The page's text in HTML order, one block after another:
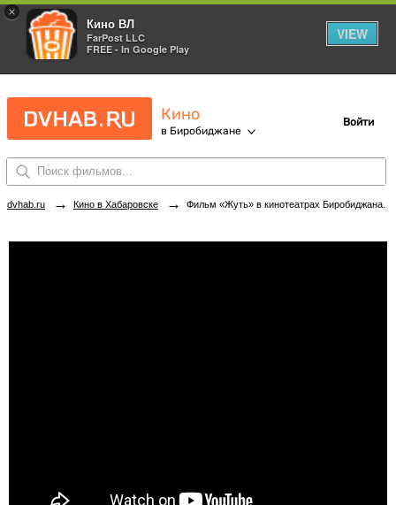
×
Кино ВЛ
FarPost LLC
FREE - In Google Play
VIEW
Кино
в Биробиджане
Войти
dvhab.ru → Кино в Хабаровске → Фильм «Жуть» в кинотеатрах Биробиджана. Купить билеты!